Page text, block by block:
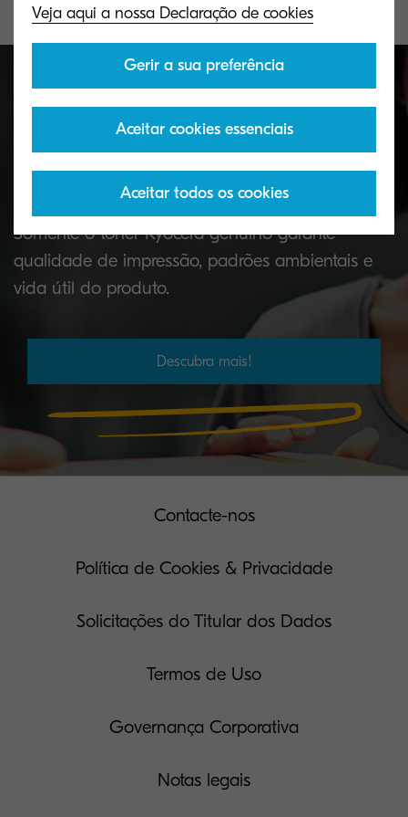
Por que usar o toner genuíno
KYOCERA?
Somente o toner Kyocera genuíno garante
qualidade de impressão, padrões ambientais e
vida útil do produto.
Descubra mais!
Contacte-nos
Política de Cookies & Privacidade
Solicitações do Titular dos Dados
Termos de Uso
Governança Corporativa
Notas legais
Veja aqui a nossa Declaração de cookies
Gerir a sua preferência
Aceitar cookies essenciais
Aceitar todos os cookies